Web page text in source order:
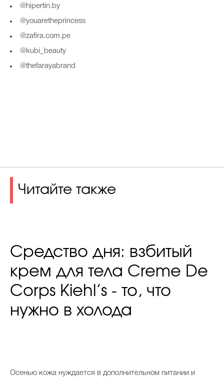
@hipertin.by
@youaretheprincess
@zafira.com.pe
@kubi_beauty
@thefarayabrand
Читайте также
Средство дня: взбитый
крем для тела Creme De
Corps Kiehl’s - то, что
нужно в холода
Осенью кожа нуждается в дополнительном питании и